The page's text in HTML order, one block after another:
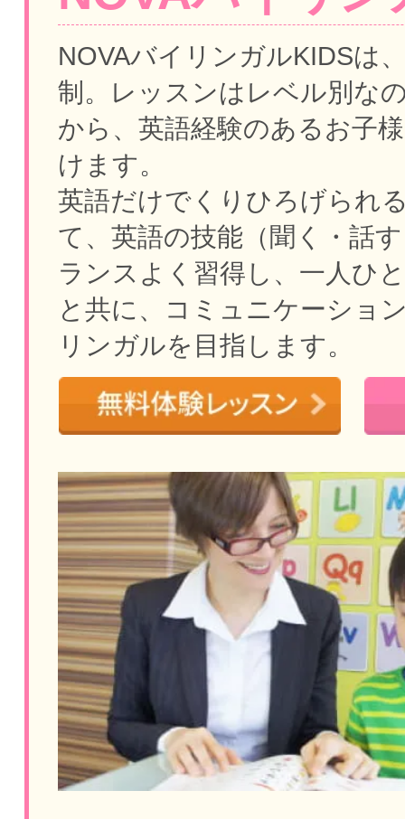
NOVAバイリンガルKIDSは
制。
レッスンはレベル別な
から、英語経験のあるお子
けます。
英語だけでくりひろげられ
て、英語の技能（聞く・話
ランスよく習得し、一人ひ
と共に、コミュニケーショ
リンガルを目指します。